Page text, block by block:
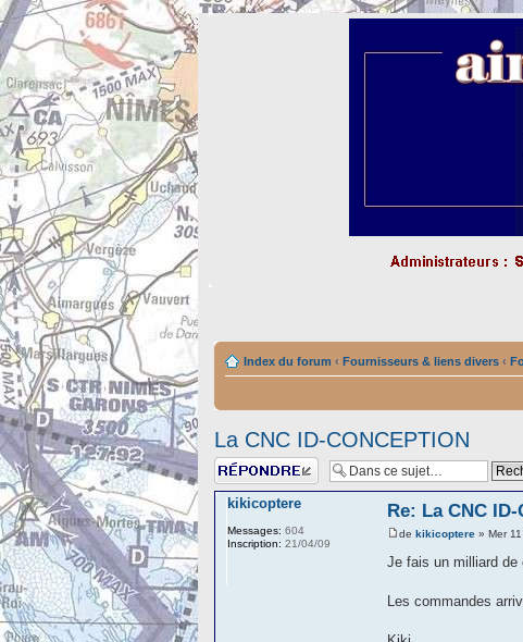
Index du forum ‹ Fournisseurs & liens divers ‹
La CNC ID-CONCEPTION
Répondre
Re: La CNC ID-
dekikicoptere » Mer
Je fais un milliard de
Les commandes
kikicoptere
Messages: 604
Inscription: 21/04/09